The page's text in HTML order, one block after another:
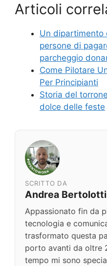
Articoli
Un dipartimento
persone di
parcheggio
Come Pilotare
Per Principianti
Storia del
dolce delle feste
SCRITTO DA
Andrea Bertolotti
Appassionato fin da
tecnologia e
trasformato questa
porto avanti da oltre
tempo mi sono